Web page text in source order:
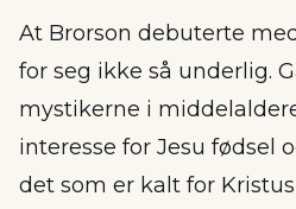
At Brorson debuterte
for seg ikke så underlig.
mystikerne i
interesse for Jesu fødsel
det som er kalt for